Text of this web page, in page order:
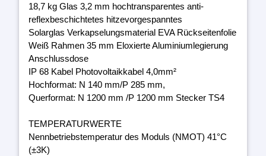
18,7 kg Glas 3,2 mm hochtransparentes anti-
reflexbeschichtetes hitzevorgespanntes
Solarglas Verkapselungsmaterial EVA Rückseitenfolie
Weiß Rahmen 35 mm Eloxierte Aluminiumlegierung
Anschlussdose
IP 68 Kabel Photovoltaikkabel 4,0mm²
Hochformat: N 140 mm/P 285 mm,
Querformat: N 1200 mm /P 1200 mm Stecker TS4
TEMPERATURWERTE
Nennbetriebstemperatur des Moduls (NMOT) 41°C
(±3K)